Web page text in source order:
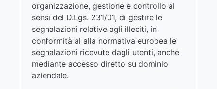
organizzazione, gestione e controllo ai
sensi del D.Lgs. 231/01, di gestire le
segnalazioni relative agli illeciti, in
conformità al alla normativa europea le
segnalazioni ricevute dagli utenti, anche
mediante accesso diretto su dominio
aziendale.